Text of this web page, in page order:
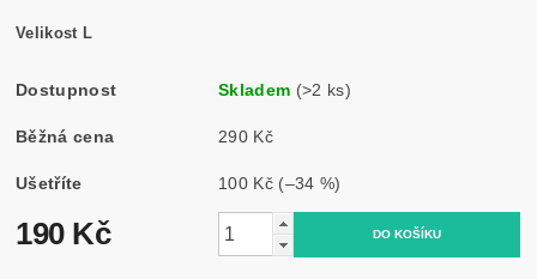
Velikost L
Dostupnost Skladem (>2 ks)
Běžná cena 290 Kč
Ušetříte 100 Kč (–34 %)
190 Kč